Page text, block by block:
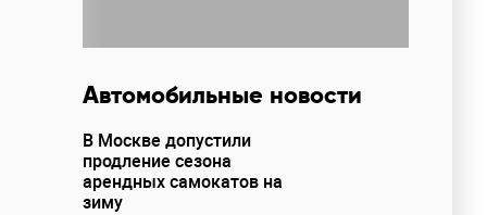
Автомобильные новости
В Москве допустили
продление сезона
арендных самокатов на
зиму